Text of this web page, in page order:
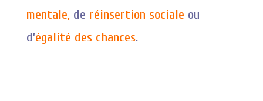
mentale, de réinsertion sociale ou
d’égalité des chances.